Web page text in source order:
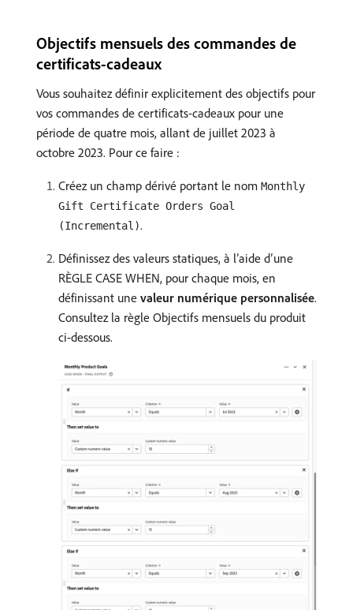
Objectifs mensuels des commandes de
certificats-cadeaux
Vous souhaitez définir explicitement des objectifs pour
vos commandes de certificats-cadeaux pour une
période de quatre mois, allant de juillet 2023 à
octobre 2023. Pour ce faire :
Créez un champ dérivé portant le nom Monthly
Gift Certificate Orders Goal
(Incremental).
Définissez des valeurs statiques, à l’aide d’une
RÈGLE CASE WHEN, pour chaque mois, en
définissant une valeur numérique personnalisée.
Consultez la règle Objectifs mensuels du produit
ci-dessous.